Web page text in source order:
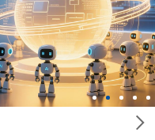
